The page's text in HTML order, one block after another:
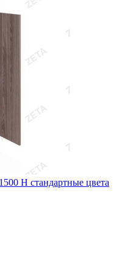
Н стандартные цвета